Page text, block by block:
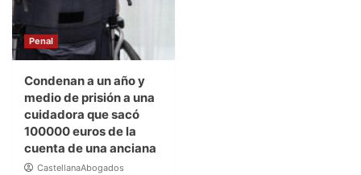
Penal
Condenan a un año y
medio de prisión a una
cuidadora que sacó
100000 euros de la
cuenta de una anciana
CastellanaAbogados